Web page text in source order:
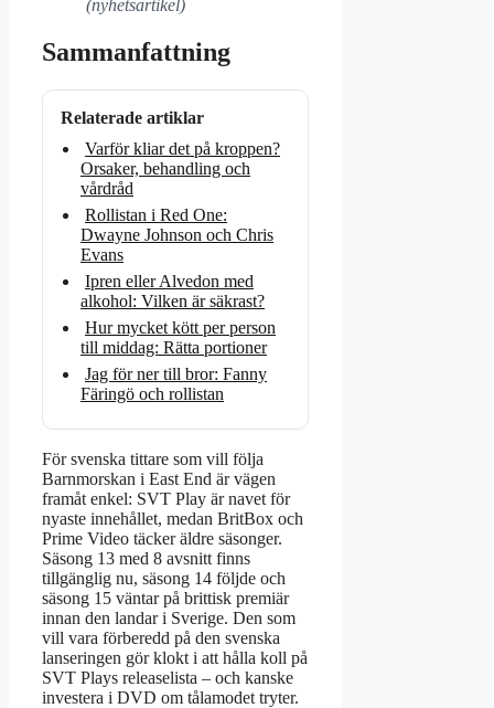
(nyhetsartikel)
Sammanfattning
Relaterade artiklar
Varför kliar det på kroppen?
Orsaker, behandling och
vårdråd
Rollistan i Red One:
Dwayne Johnson och Chris
Evans
Ipren eller Alvedon med
alkohol: Vilken är säkrast?
Hur mycket kött per person
till middag: Rätta portioner
Jag för ner till bror: Fanny
Färingö och rollistan
För svenska tittare som vill följa
Barnmorskan i East End är vägen
framåt enkel: SVT Play är navet för
nyaste innehållet, medan BritBox och
Prime Video täcker äldre säsonger.
Säsong 13 med 8 avsnitt finns
tillgänglig nu, säsong 14 följde och
säsong 15 väntar på brittisk premiär
innan den landar i Sverige. Den som
vill vara förberedd på den svenska
lanseringen gör klokt i att hålla koll på
SVT Plays releaselista – och kanske
investera i DVD om tålamodet tryter.